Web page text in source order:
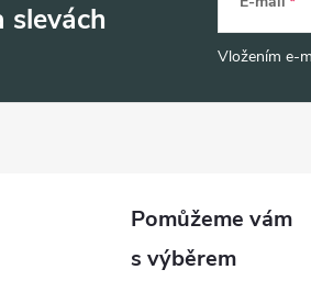
slevách
Vložením e-